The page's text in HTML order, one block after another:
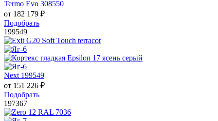
Termo Evo 308550
от 182 179 ₽
Подобрать
199549
Next 199549
от 151 226 ₽
Подобрать
197367